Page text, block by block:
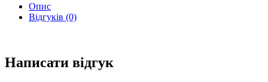
Опис
Відгуків (0)
Написати відгук